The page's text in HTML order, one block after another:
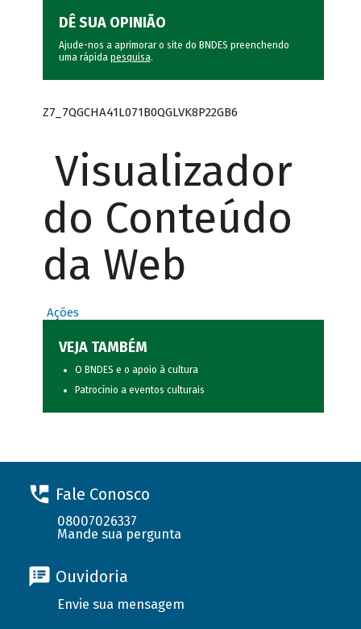
DÊ SUA OPINIÃO
Ajude-nos a aprimorar o site do BNDES preenchendo
uma rápida pesquisa.
Z7_7QGCHA41L071B0QGLVK8P22GB6
Visualizador
do Conteúdo
da Web
Ações
VEJA TAMBÉM
O BNDES e o apoio à cultura
Patrocínio a eventos culturais
Fale Conosco
08007026337
Mande sua pergunta
Ouvidoria
Envie sua mensagem